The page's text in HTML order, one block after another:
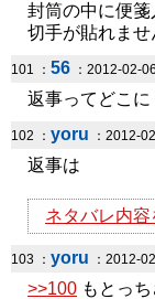
封筒の中に便
切手が貼れませ
101 ： 56 ：2012-02-
返事ってどこ
102 ： yoru ：2012-
返事は
ネタバレ内容
103 ： yoru ：2012-
>>100 もとっ